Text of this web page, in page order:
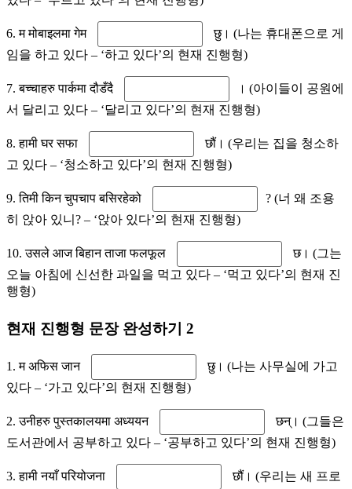
6. म मोबाइलमा गेम
छु। (나는 휴대폰으로 게
임을 하고 있다 – ‘하고 있다’의 현재 진행형)
7. बच्चाहरु पार्कमा दौडँदै
। (아이들이 공원에
서 달리고 있다 – ‘달리고 있다’의 현재 진행형)
8. हामी घर सफा
छौं। (우리는 집을 청소하
고 있다 – ‘청소하고 있다’의 현재 진행형)
9. तिमी किन चुपचाप बसिरहेको
? (너 왜 조용
히 앉아 있니? – ‘앉아 있다’의 현재 진행형)
10. उसले आज बिहान ताजा फलफूल
छ। (그는
오늘 아침에 신선한 과일을 먹고 있다 – ‘먹고 있다’의 현재 진
행형)
현재 진행형 문장 완성하기 2
1. म अफिस जान
छु। (나는 사무실에 가고
있다 – ‘가고 있다’의 현재 진행형)
2. उनीहरु पुस्तकालयमा अध्ययन
छन्। (그들은
도서관에서 공부하고 있다 – ‘공부하고 있다’의 현재 진행형)
3. हामी नयाँ परियोजना
छौं। (우리는 새 프로